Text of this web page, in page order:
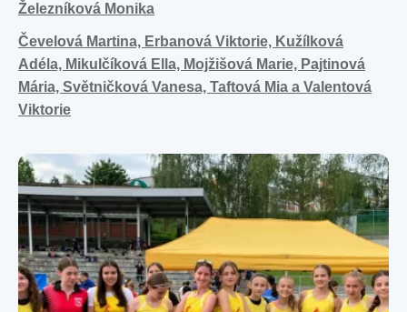
Železníková Monika
Čevelová Martina, Erbanová Viktorie, Kužílková
Adéla, Mikulčíková Ella, Mojžišová Marie, Pajtinová
Mária, Světničková Vanesa, Taftová Mia a Valentová
Viktorie